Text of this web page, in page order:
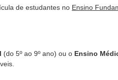
de estudantes no Ensino
(do 5º ao9º ano) ou o Ensino